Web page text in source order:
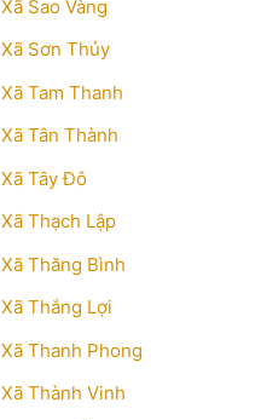
Xã Sao Vàng
Xã Sơn Thủy
Xã Tam Thanh
Xã Tân Thành
Xã Tây Đô
Xã Thạch Lập
Xã Thăng Bình
Xã Thắng Lợi
Xã Thanh Phong
Xã Thành Vinh